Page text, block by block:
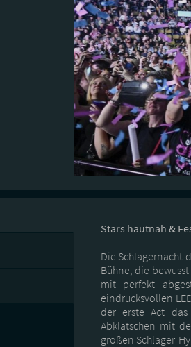
Stars hautnah &
Die Schlagernacht
Bühne, die
mit perfekt
eindrucksvollen
der erste Act
Abklatschen mit
großen Schlager-